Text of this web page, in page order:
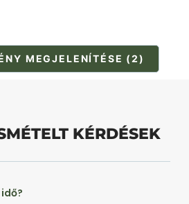
MEGJELENÍTÉSE (2)
KÉRDÉSEK